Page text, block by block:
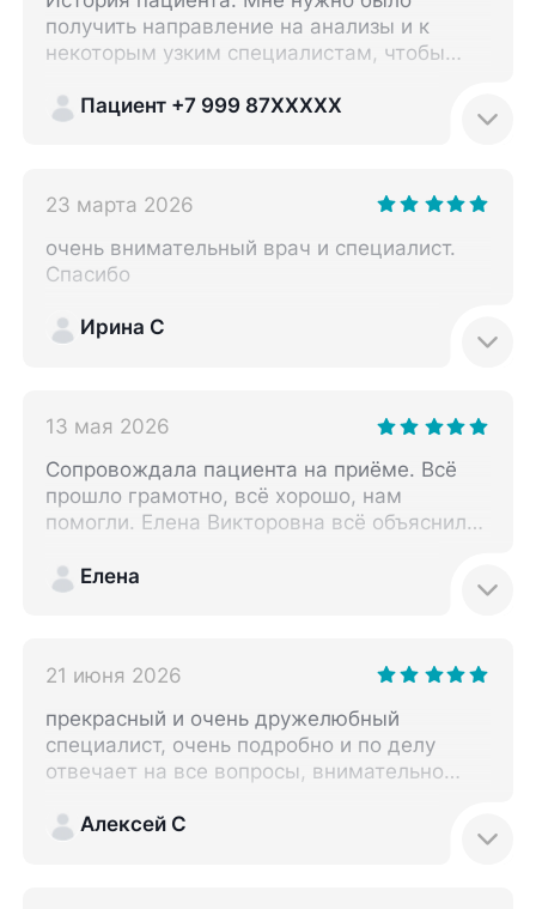
получить направление на анализы и к
некоторым узким специалистам, чтобы
назначенной пульмонологом терапией.
Доктор Светлакова была очень
дружелюбной, доброжелательной и
внимательной, подробно
проконсультировала и дала направления
на обследования к профильным
специалистам, ответила на все
уделённого времени вполне хватило.
ознакомилась с результатами тех
исследований, которые я с собой брала.
Никаких претензий у меня вообще нет, в
к Е. В. Светлаковой. Однозначно буду
Пациент +7 999 87XXXXX
23 марта 2026
очень внимательный врач и специалист.
Спасибо
Ирина С
13 мая 2026
Сопровождала пациента на приёме. Всё
прошло грамотно, всё хорошо, нам
помогли. Елена Викторовна всё объяснила,
вопрос удалось решить за один визит.
Елена
21 июня 2026
прекрасный и очень дружелюбный
специалист, очень подробно и по делу
отвечает на все вопросы, внимательно
дала много рекомендаций
Алексей С